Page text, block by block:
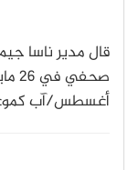
أغسطس/آب